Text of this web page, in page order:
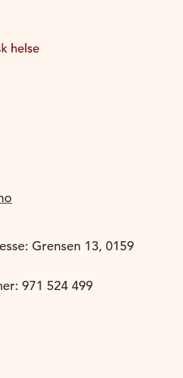
Grensen 13, 0159
971 524 499